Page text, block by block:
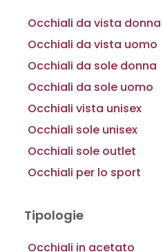
Occhiali da vista donna
Occhiali da vista uomo
Occhiali da sole donna
Occhiali da sole uomo
Occhiali vista unisex
Occhiali sole unisex
Occhiali sole outlet
Occhiali per lo sport
Tipologie
Occhiali in acetato